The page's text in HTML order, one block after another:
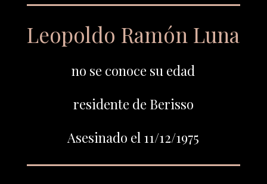
Leopoldo Ramón Luna
no se conoce su edad
residente de Berisso
Asesinado el 11/12/1975